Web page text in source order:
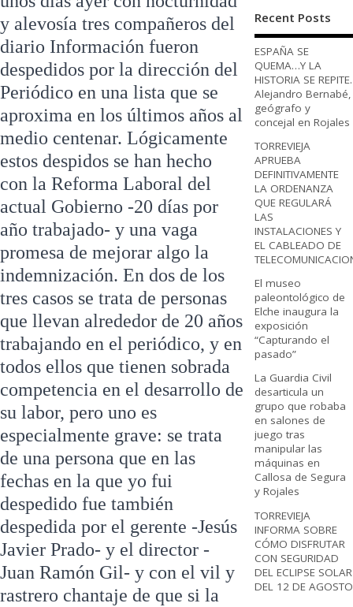
y alevosía tres compañeros del
diario Información fueron
despedidos por la dirección del
Periódico en una lista que se
aproxima en los últimos años al
medio centenar. Lógicamente
estos despidos se han hecho
con la Reforma Laboral del
actual Gobierno -20 días por
año trabajado- y una vaga
promesa de mejorar algo la
indemnización. En dos de los
tres casos se trata de personas
que llevan alrededor de 20 años
trabajando en el periódico, y en
todos ellos que tienen sobrada
competencia en el desarrollo de
su labor, pero uno es
especialmente grave: se trata
de una persona que en las
fechas en la que yo fui
despedido fue también
despedida por el gerente -Jesús
Javier Prado- y el director -
Juan Ramón Gil- y con el vil y
rastrero chantaje de que si la
Recent Posts
ESPAÑA SE
QUEMA…Y LA
HISTORIA SE REPITE.
Alejandro Bernabé,
geógrafo y
concejal en Rojales
TORREVIEJA
APRUEBA
DEFINITIVAMENTE
LA ORDENANZA
QUE REGULARÁ
LAS
INSTALACIONES Y
EL CABLEADO DE
El museo
paleontológico de
Elche inaugura la
exposición
“Capturando el
pasado”
La Guardia Civil
desarticula un
grupo que robaba
en salones de
juego tras
manipular las
máquinas en
Callosa de Segura
y Rojales
TORREVIEJA
INFORMA SOBRE
CÓMO DISFRUTAR
CON SEGURIDAD
DEL ECLIPSE SOLAR
DEL 12 DE AGOSTO